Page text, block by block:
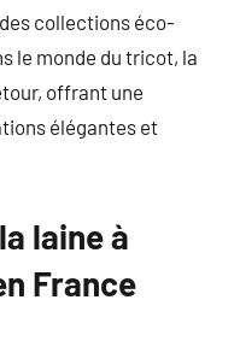
collections éco-
le monde du tricot, la
offrant une
élégantes et
laine à
France